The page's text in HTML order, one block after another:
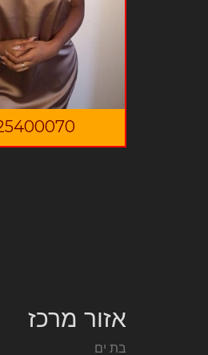
אזור מרכז
בת ים